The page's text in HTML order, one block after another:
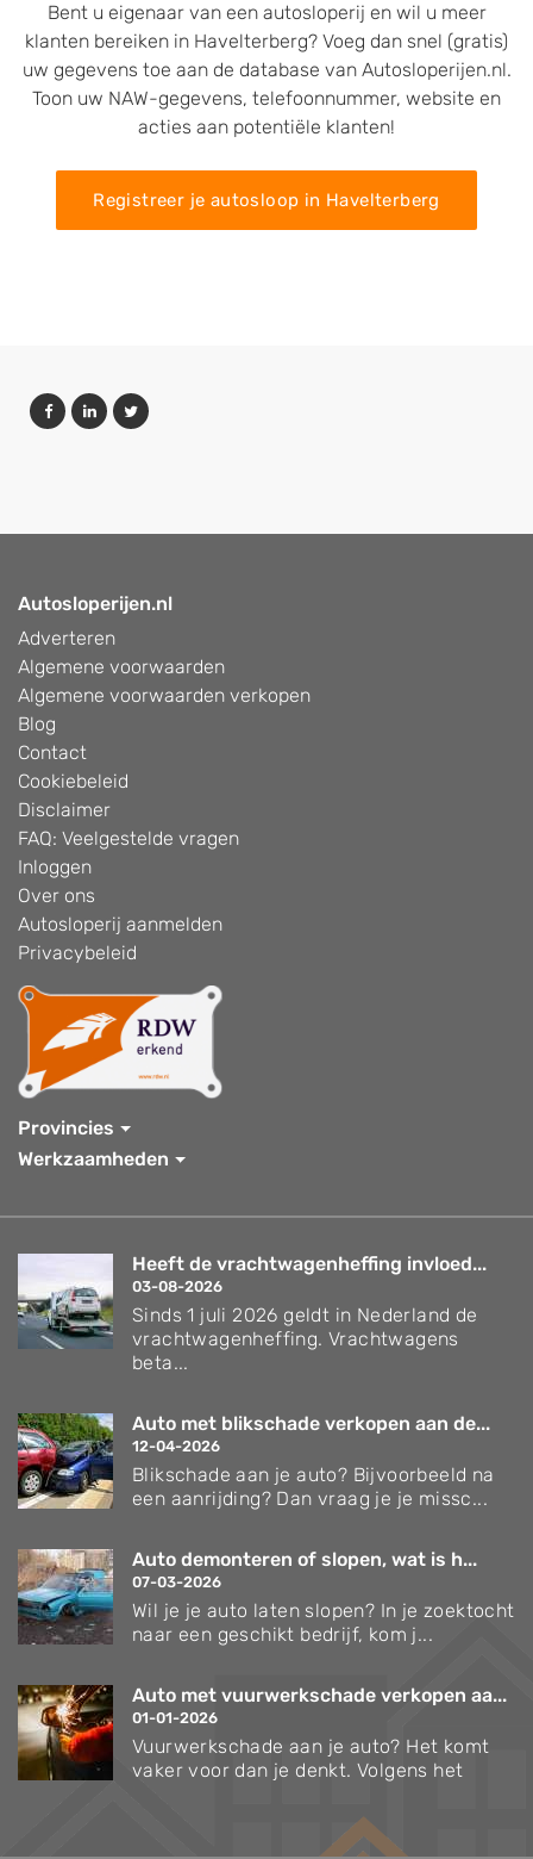
Bent u eigenaar van een autosloperij en wil u meer
klanten bereiken in Havelterberg? Voeg dan snel (gratis)
uw gegevens toe aan de database van Autosloperijen.nl.
Toon uw NAW-gegevens, telefoonnummer, website en
acties aan potentiële klanten!
Registreer je autosloop in Havelterberg
Autosloperijen.nl
Adverteren
Algemene voorwaarden
Algemene voorwaarden verkopen
Blog
Contact
Cookiebeleid
Disclaimer
FAQ: Veelgestelde vragen
Inloggen
Over ons
Autosloperij aanmelden
Privacybeleid
Provincies
Werkzaamheden
Heeft de vrachtwagenheffing invloed...
03-08-2026
Sinds 1 juli 2026 geldt in Nederland de
vrachtwagenheffing. Vrachtwagens
beta...
Auto met blikschade verkopen aan de...
12-04-2026
Blikschade aan je auto? Bijvoorbeeld na
een aanrijding? Dan vraag je je missc...
Auto demonteren of slopen, wat is h...
07-03-2026
Wil je je auto laten slopen? In je zoektocht
naar een geschikt bedrijf, kom j...
Auto met vuurwerkschade verkopen aa...
01-01-2026
Vuurwerkschade aan je auto? Het komt
vaker voor dan je denkt. Volgens het